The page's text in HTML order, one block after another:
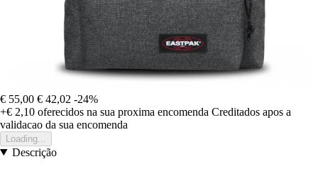
€ 55,00 € 42,02 -24%
+€ 2,10 oferecidos na sua proxima encomenda Creditados apos a
validacao da sua encomenda
Loading...
Descrição